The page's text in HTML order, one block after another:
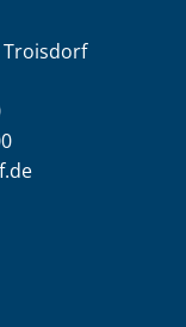
Troisdorf